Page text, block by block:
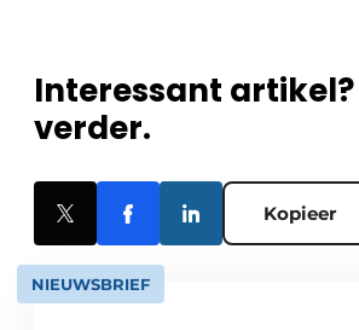
Interessant artikel?
verder.
Kopieer
NIEUWSBRIEF